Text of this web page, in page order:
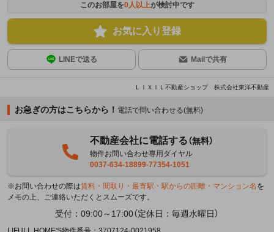
このお部屋を0人以上が検討中です
お気に入り登録
LINEで送る Mailで共有
ＬＩＸＩＬ不動産ショップ 株式会社東洋不動産
お急ぎの方はこちらから！ 電話で問い合わせる(無料)
不動産会社に電話する（無料）
物件お問い合わせ専用ダイヤル
0037-634-18899-77354-1051
※お問い合わせの際は賃料・間取り・最寄駅・駅からの距離・マンション名 を
メモの上、ご連絡いただくとスムーズです。
受付：09:00～17:00（定休日：毎週水曜日）